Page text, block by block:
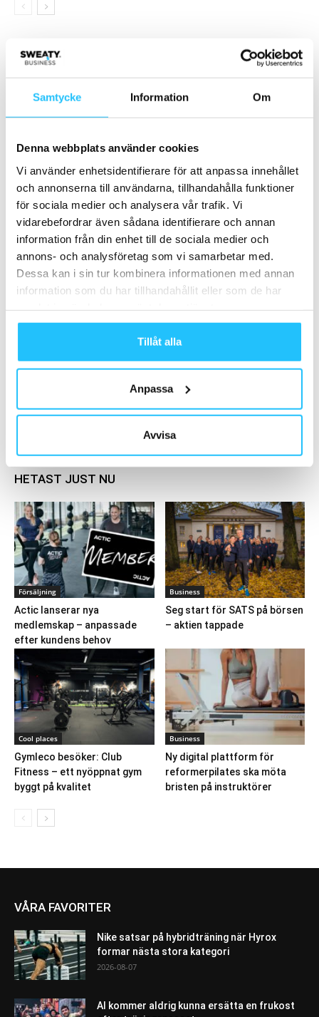
Samtycke Information Om
Denna webbplats använder cookies
Vi använder enhetsidentifierare för att anpassa innehållet
och annonserna till användarna, tillhandahålla funktioner
för sociala medier och analysera vår trafik. Vi
vidarebefordrar även sådana identifierare och annan
information från din enhet till de sociala medier och
annons- och analysföretag som vi samarbetar med.
Dessa kan i sin tur kombinera informationen med annan
information som du har tillhandahållit eller som de har
Tillåt alla
Anpassa
Avvisa
Samarbete
- Annons -
kundundersökning
2018-04-10
Business Podcast #138
2023-12-13
främja fysisk aktivitet
Nordic Wellness satsar på boutique-
Ladda fler
HETAST JUST NU
Försäljning
Actic lanserar nya
medlemskap – anpassade
efter kundens behov
Business
Seg start för SATS på börsen
– aktien tappade
Cool places
Gymleco besöker: Club
Fitness – ett nyöppnat gym
byggt på kvalitet
Business
Ny digital plattform för
reformerpilates ska möta
bristen på instruktörer
VÅRA FAVORITER
Nike satsar på hybridträning när Hyrox
formar nästa stora kategori
2026-08-07
AI kommer aldrig kunna ersätta en frukost